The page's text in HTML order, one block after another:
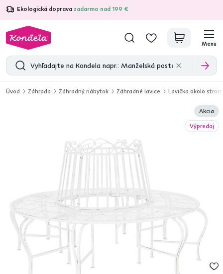
Ekologická doprava zadarmo nad 199 €
4,7 31 157overených produktových recenzií
Menu
Úvod Záhrada Záhradný nábytok Záhradné lavice Lavička okolo
Akcia
Výpredaj